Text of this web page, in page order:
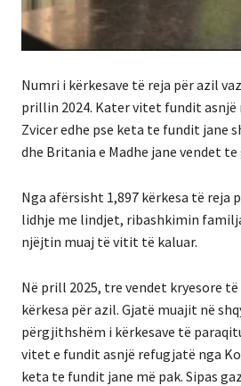
Numri i kërkesave të reja për azil
prillin 2024. Kater vitet fundit asnjë
Zvicer edhe pse keta te fundit jane
dhe Britania e Madhe jane vendet
Nga afërsisht 1,897 kërkesa të reja
lidhje me lindjet, ribashkimin
njëjtin muaj të vitit të kaluar.
Në prill 2025, tre vendet kryesore
kërkesa për azil. Gjatë muajit në
përgjithshëm i kërkesave të
vitet e fundit asnjë refugjatë nga
keta te fundit jane më pak. Sipas